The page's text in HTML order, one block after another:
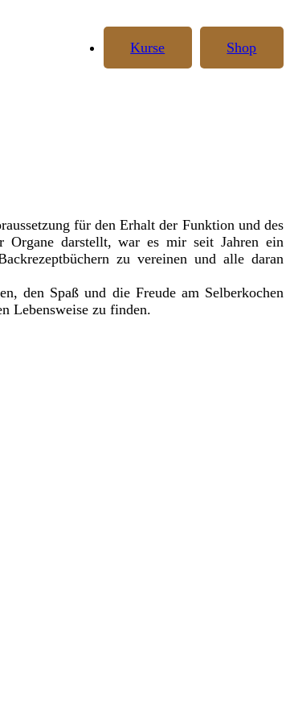
Shop
Kurse
für den Erhalt der Funktion und des
Organe darstellt, war es mir seit Jahren ein
zu vereinen und alle daran
den Spaß und die Freude am Selberkochen
Lebensweise zu finden.